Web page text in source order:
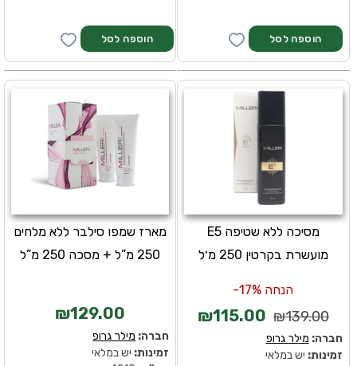
הוספה לסל
מארז שמפו סילבר ללא מלחים
250 מ”ל + מסכה 250 מ”ל
₪129.00
חברה: מילר גרופ
זמינות: יש במלאי
מסיכה ללא שטיפה E5
מועשרת בקרטין 250 מ׳ל
הנחה 17%-
₪139.00
₪115.00
חברה: מילר גרופ
זמינות: יש במלאי